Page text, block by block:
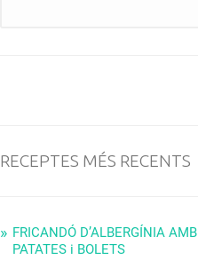
RECEPTES MÉS RECENTS
FRICANDÓ D’ALBERGÍNIA AMB
PATATES i BOLETS